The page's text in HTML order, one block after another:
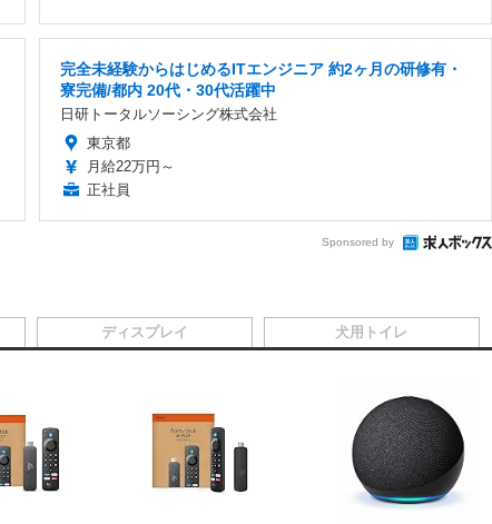
完全未経験からはじめるITエンジニア 約2ヶ月の研修有・
寮完備/都内 20代・30代活躍中
日研トータルソーシング株式会社
東京都
月給22万円～
正社員
Sponsored by
ディスプレイ 犬用トイレ